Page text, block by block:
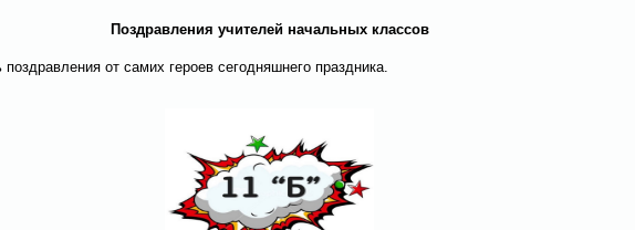
Поздравления учителей начальных классов
поздравления от самих героев сегодняшнего праздника.